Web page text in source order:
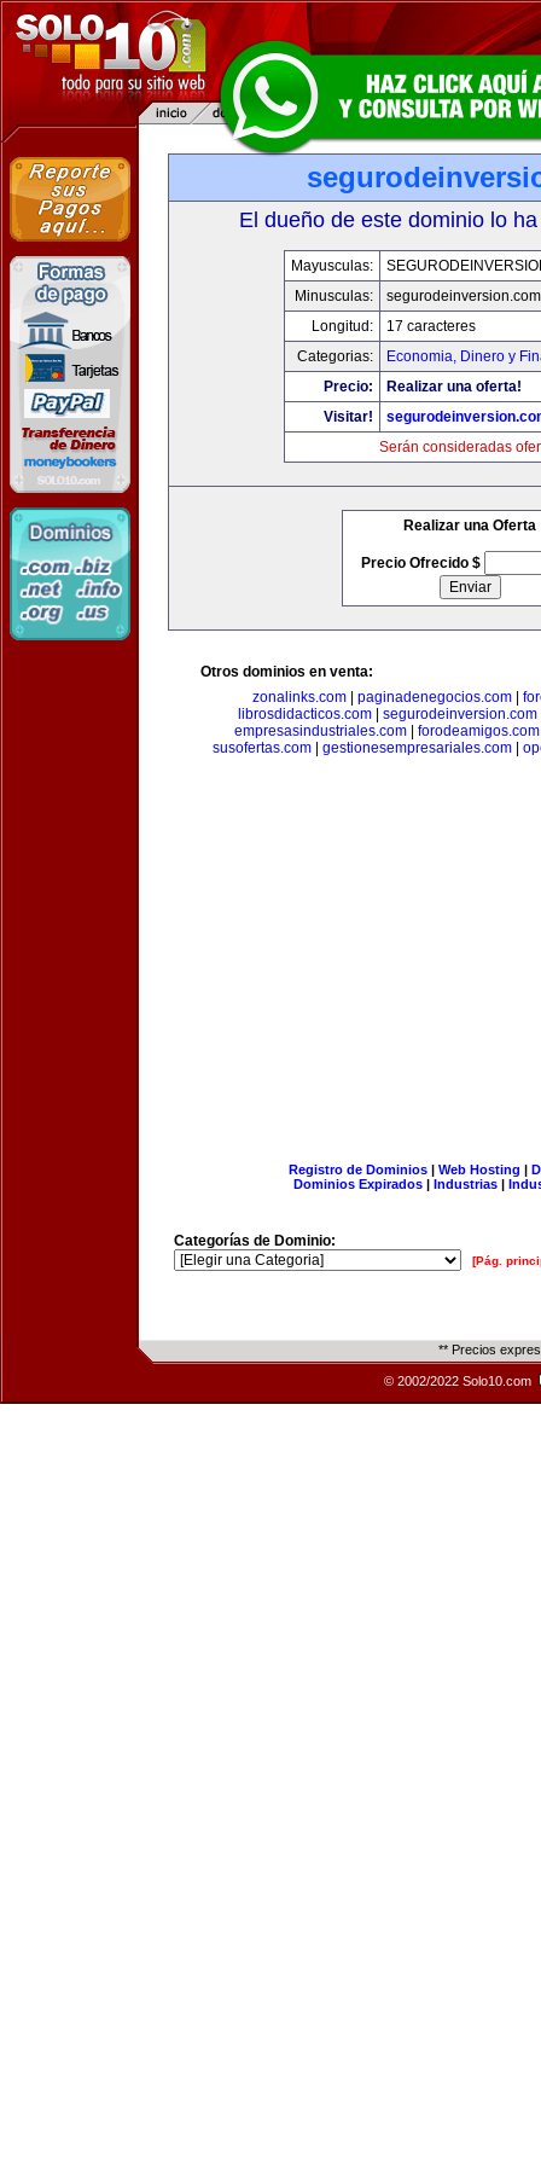
El dueño de este dominio lo
Mayusculas:
Minusculas:
segurodeinversion.com
Longitud:
17 caracteres
Categorias:
Economia, Dinero y
Precio:
Realizar una oferta!
Visitar!
Serán consideradas
Realizar una Oferta
Precio Ofrecido $
Otros dominios en venta:
zonalinks.com| paginadenegocios.com|
librosdidacticos.com| segurodeinversion.com
empresasindustriales.com| forodeamigos.com
susofertas.com| gestionesempresariales.com|
Registro de Dominios| Web Hosting |
Dominios Expirados | Industrias |
Categorías de Dominio:
[Pág.
** Precios
© 2002/2022 Solo10.com